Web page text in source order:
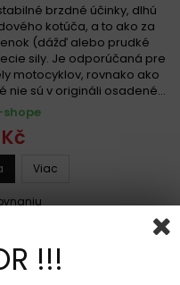
brzdné účinky, dlhú
kotúča, a to ako za
(dážď alebo prudké
sily. Je odporúčaná pre
motocyklov, rovnako ako
nie sú v origináli osadené...
Viac
!!!